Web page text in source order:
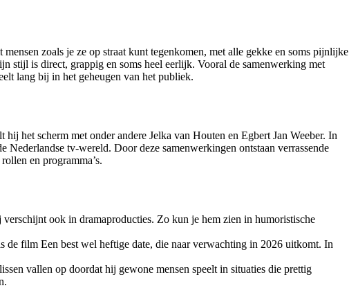
zoals je ze op straat kunt tegenkomen, met alle gekke en soms pijnlijke
stijl is direct, grappig en soms heel eerlijk. Vooral de samenwerking met
lang bij in het geheugen van het publiek.
het scherm met onder andere Jelka van Houten en Egbert Jan Weeber. In
tv-wereld. Door deze samenwerkingen ontstaan verrassende
en programma’s.
ook in dramaproducties. Zo kun je hem zien in humoristische
de film Een best wel heftige date, die naar verwachting in 2026 uitkomt. In
vallen op doordat hij gewone mensen speelt in situaties die prettig